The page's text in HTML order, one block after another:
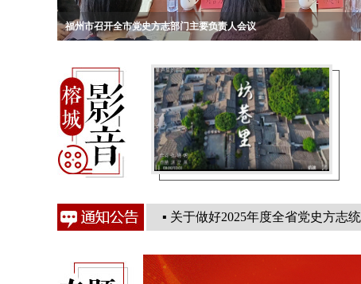
活动
福州市召开全市党史方志部门主要负责人会议
学实践活动
▪关于2026年网络音频宣传项目比
▪中共福州市委党史和地方志研究
▪ 关于做好2025年度全省党史方志